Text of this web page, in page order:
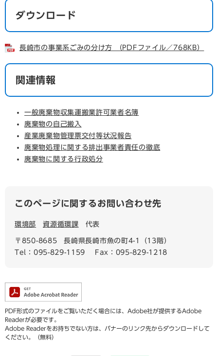
ダウンロード
長崎市の事業系ごみの分け方 （PDFファイル／768KB）
関連情報
一般廃棄物収集運搬業許可業者名簿
廃棄物の自己搬入
産業廃棄物管理票交付等状況報告
廃棄物処理に関する排出事業者責任の徹底
廃棄物に関する行政処分
このページに関するお問い合わせ先
環境部 資源循環課 代表
〒850-8685
長崎県長崎市魚の町4-1（13階）
Tel：095-829-1159
Fax：095-829-1218
PDF形式のファイルをご覧いただく場合には、Adobe社が提供するAdobe
Readerが必要です。
Adobe Readerをお持ちでない方は、バナーのリンク先からダウンロードして
ください。（無料）